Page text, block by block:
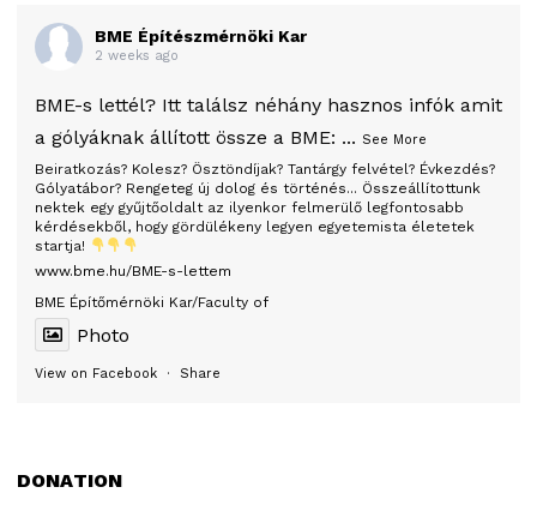
BME Építészmérnöki Kar
2 weeks ago
BME-s lettél? Itt találsz néhány hasznos infók amit
a gólyáknak állított össze a BME:
Beiratkozás? Kolesz? Ösztöndíjak? Tantárgy felvétel? Évkezdés?
Gólyatábor? Rengeteg új dolog és történés... Összeállítottunk
nektek egy gyűjtőoldalt az ilyenkor felmerülő legfontosabb
kérdésekből, hogy gördülékeny legyen egyetemista életetek
startja!
www.bme.hu/BME-s-lettem
BME Építőmérnöki Kar/Faculty of
... See More
Photo
View on Facebook · Share
DONATION